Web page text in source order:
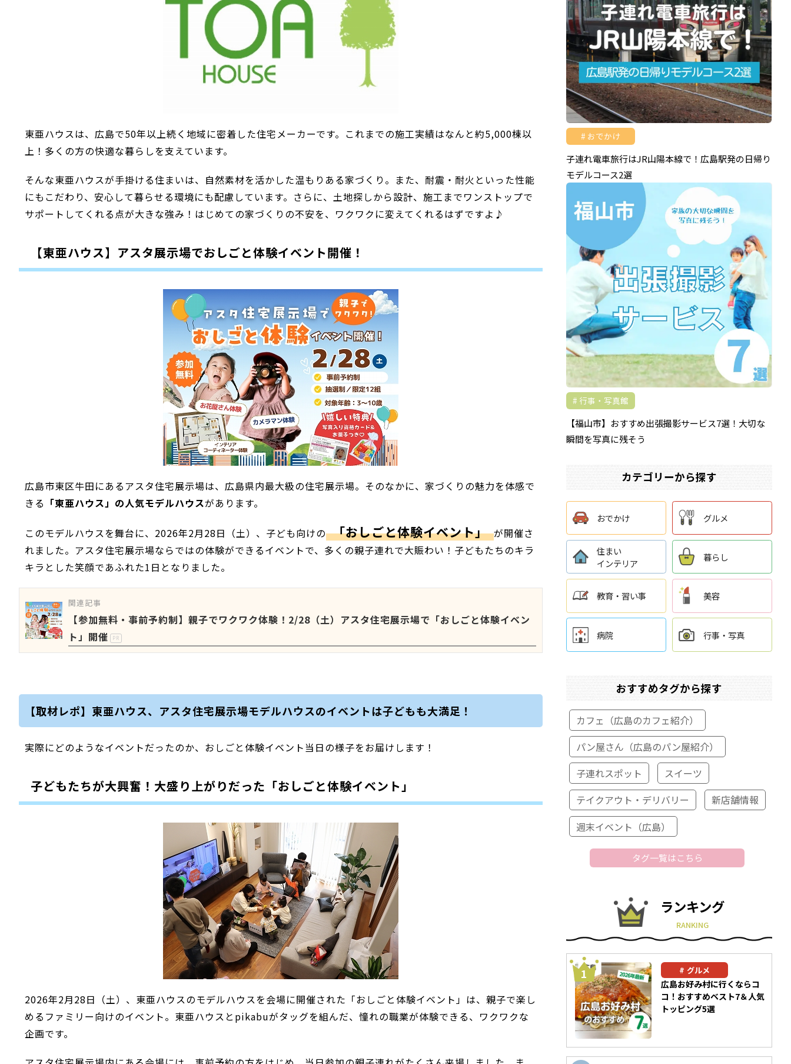
東亜ハウスは、広島で50年以上続く地域に密着した住宅メーカーです。これまでの施工実績はなんと約5,000棟以
上！多くの方の快適な暮らしを支えています。
そんな東亜ハウスが手掛ける住まいは、自然素材を活かした温もりある家づくり。また、耐震・耐火といった性能
にもこだわり、安心して暮らせる環境にも配慮しています。さらに、土地探しから設計、施工までワンストップで
サポートしてくれる点が大きな強み！はじめての家づくりの不安を、ワクワクに変えてくれるはずですよ♪
【東亜ハウス】アスタ展示場でおしごと体験イベント開催！
広島市東区牛田にあるアスタ住宅展示場は、広島県内最大級の住宅展示場。そのなかに、家づくりの魅力を体感で
きる 「東亜ハウス」の人気モデルハウスがあります。
このモデルハウスを舞台に、2026年2月28日（土）、子ども向けの 「おしごと体験イベント」 が開催さ
れました。アスタ住宅展示場ならではの体験ができるイベントで、多くの親子連れで大賑わい！子どもたちのキラ
キラとした笑顔であふれた1日となりました。
関連記事
【参加無料・事前予約制】親子でワクワク体験！2/28（土）アスタ住宅展示場で「おしごと体験イベン
ト」開催
PR
【取材レポ】東亜ハウス、アスタ住宅展示場モデルハウスのイベントは子どもも大満足！
実際にどのようなイベントだったのか、おしごと体験イベント当日の様子をお届けします！
子どもたちが大興奮！大盛り上がりだった「おしごと体験イベント」
2026年2月28日（土）、東亜ハウスのモデルハウスを会場に開催された「おしごと体験イベント」は、親子で楽し
めるファミリー向けのイベント。東亜ハウスとpikabuがタッグを組んだ、憧れの職業が体験できる、ワクワクな
企画です。
おでかけ
子連れ電車旅行はJR山陽本線で！広島駅発の日帰り
モデルコース2選
行事・写真館
【福山市】おすすめ出張撮影サービス7選！大切な
瞬間を写真に残そう
カテゴリーから探す
おでかけ グルメ
住まい
インテリア
暮らし
教育・習い事 美容
病院 行事・写真
おすすめタグから探す
カフェ（広島のカフェ紹介）
パン屋さん（広島のパン屋紹介）
子連れスポット
スイーツ
テイクアウト・デリバリー
新店舗情報
週末イベント（広島）
タグ一覧はこちら
ランキング
RANKING
グルメ
広島お好み村に行くならコ
コ！おすすめベスト7＆人気
トッピング5選